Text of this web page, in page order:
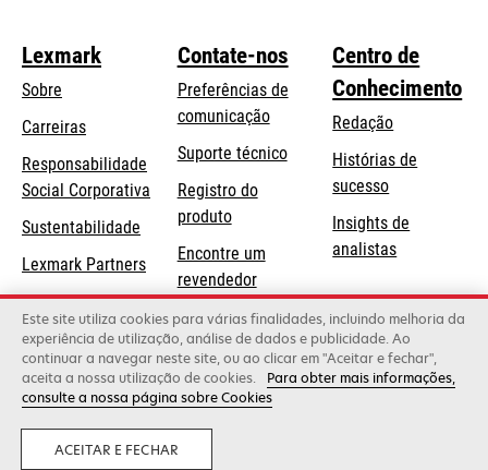
Lexmark
Sobre
Carreiras
Responsabilidade
Social Corporativa opens
new
tab
Sustentabilidade
Lexmark Partners
Contate-nos
Preferências de
comunicação
Suporte técnicoopens
Registro do
produto
Encontre um
revendedor
Lista de
atacadistas
Centro de
Conhecimento
Redação
Histórias de
sucesso
Insights de
analistas
Lexmark International, Inc., uma empresa da Xerox
©2026 Todos os direitos reservados.
Legal Privacidade
Este site utiliza cookies para várias finalidades, incluindo melhoria da
experiência de utilização, análise de dados e publicidade. Ao
continuar a navegar neste site, ou ao clicar em "Aceitar e fechar",
aceita a nossa utilização de cookies.
Para obter mais informações,
consulte a nossa página sobre Cookies
ACEITAR E FECHAR